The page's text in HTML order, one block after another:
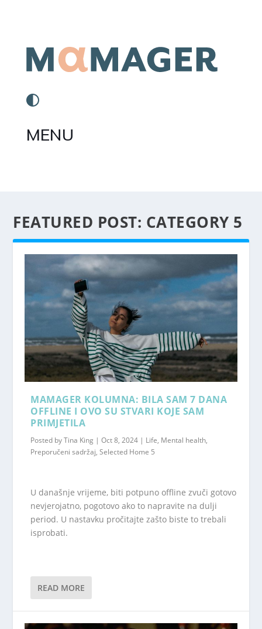
MENU
FEATURED POST: CATEGORY 5
MAMAGER KOLUMNA: BILA SAM 7 DANA
OFFLINE I OVO SU STVARI KOJE SAM
PRIMJETILA
Posted byTina King |Oct 8, 2024 | Life, Mental health,
Preporučeni sadržaj,Selected Home 5
U današnje vrijeme, biti potpuno offline zvuči gotovo
nevjerojatno, pogotovo ako to napravite na dulji
period. U nastavku pročitajte zašto biste to trebali
isprobati.
READ MORE